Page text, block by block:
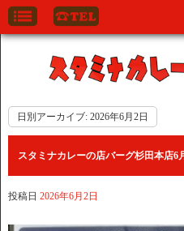
日別アーカイブ: 2026年6月2日
スタミナカレーの店バーグ杉田本店6
投稿日 2026年6月2日